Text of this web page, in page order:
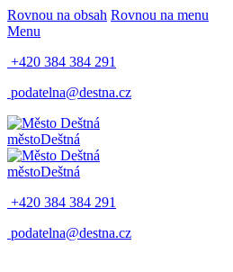
Rovnou na obsah Rovnou na menu
Menu
+420 384 384 291
podatelna@destna.cz
městoDeštná
městoDeštná
+420 384 384 291
podatelna@destna.cz